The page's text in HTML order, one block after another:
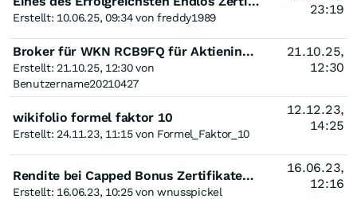
Erstellt: 10.06.25, 09:34 von freddy1989
23:19
Broker für WKN RCB9FQ für Aktienindex Ukraine gesucht
Erstellt: 21.10.25, 12:30 von
Benutzername20210427
21.10.25,
12:30
wikifolio formel faktor 10
Erstellt: 24.11.23, 11:15 von Formel_Faktor_10
12.12.23,
14:25
Rendite bei Capped Bonus Zertifikaten auf US Aktien grob falsch
Erstellt: 16.06.23, 10:25 von wnusspickel
16.06.23,
12:16